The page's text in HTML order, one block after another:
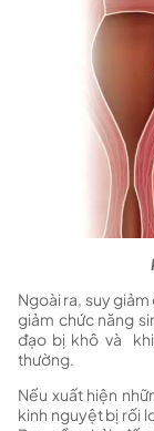
Ngoài ra, suy
giảm chức năng
đạo bị khô và
thường.
Nếu xuất hiện
kinh nguyệt bị rối